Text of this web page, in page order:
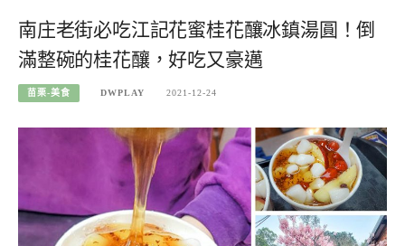
南庄老街必吃江記花蜜桂花釀冰鎮湯圓！倒
滿整碗的桂花釀，好吃又豪邁
苗栗-美食 DWPLAY 2021-12-24